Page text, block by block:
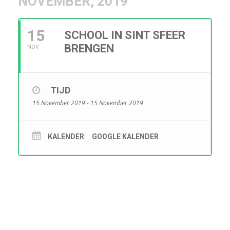
15
NOV
SCHOOL IN SINT SFEER
BRENGEN
TIJD
15 November 2019 - 15 November 2019
KALENDER GOOGLE KALENDER